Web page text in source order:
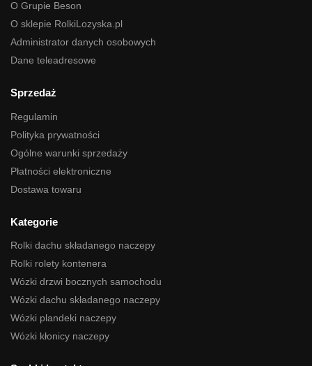
O Grupie Beson
O sklepie RolkiLozyska.pl
Administrator danych osobowych
Dane teleadresowe
Sprzedaż
Regulamin
Polityka prywatności
Ogólne warunki sprzedaży
Płatności elektroniczne
Dostawa towaru
Kategorie
Rolki dachu składanego naczepy
Rolki rolety kontenera
Wózki drzwi bocznych samochodu
Wózki dachu składanego naczepy
Wózki plandeki naczepy
Wózki kłonicy naczepy